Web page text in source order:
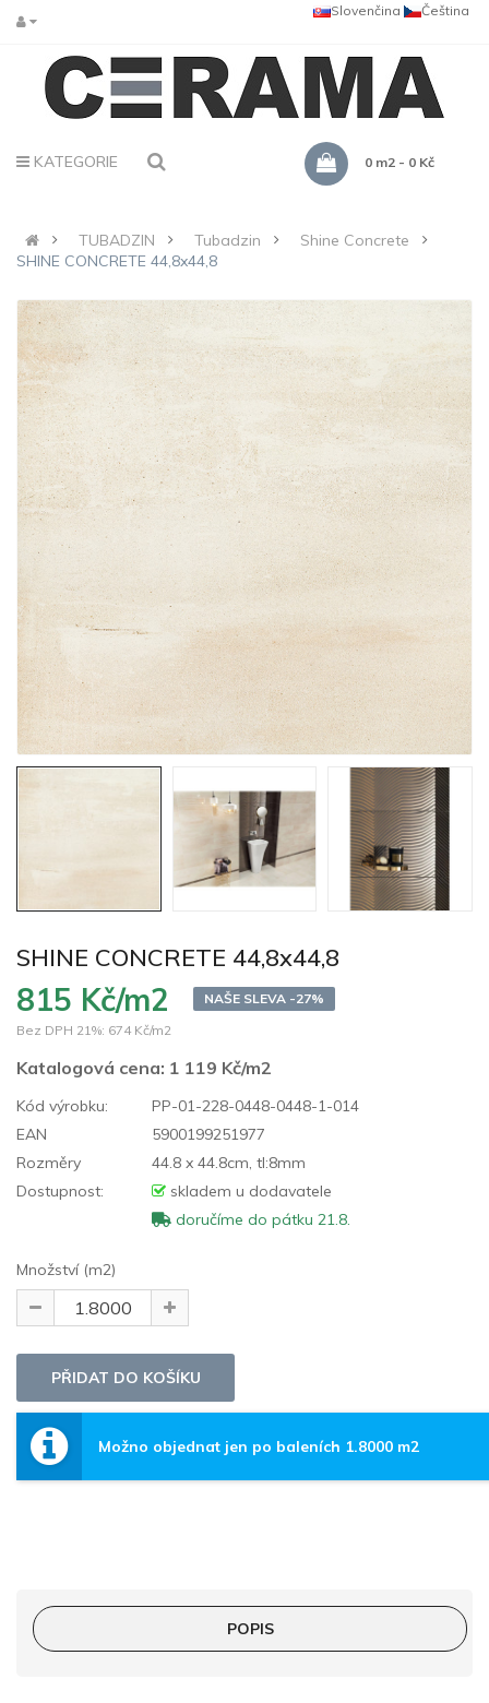
Čeština
Slovenčina
KATEGORIE 0 m2 - 0 Kč
TUBADZIN Tubadzin
Shine Concrete
SHINE CONCRETE 44,8x44,8
SHINE CONCRETE 44,8x44,8
815 Kč/m2
NAŠE SLEVA -27%
Bez DPH 21%: 674 Kč/m2
Katalogová cena: 1 119 Kč/m2
Kód výrobku:
PP-01-228-0448-0448-1-014
EAN
5900199251977
Rozměry
44.8 x 44.8cm, tl:8mm
Dostupnost:
skladem u dodavatele
doručíme do pátku 21.8.
Množství (m2)
Možno objednat jen po baleních 1.8000 m2
POPIS